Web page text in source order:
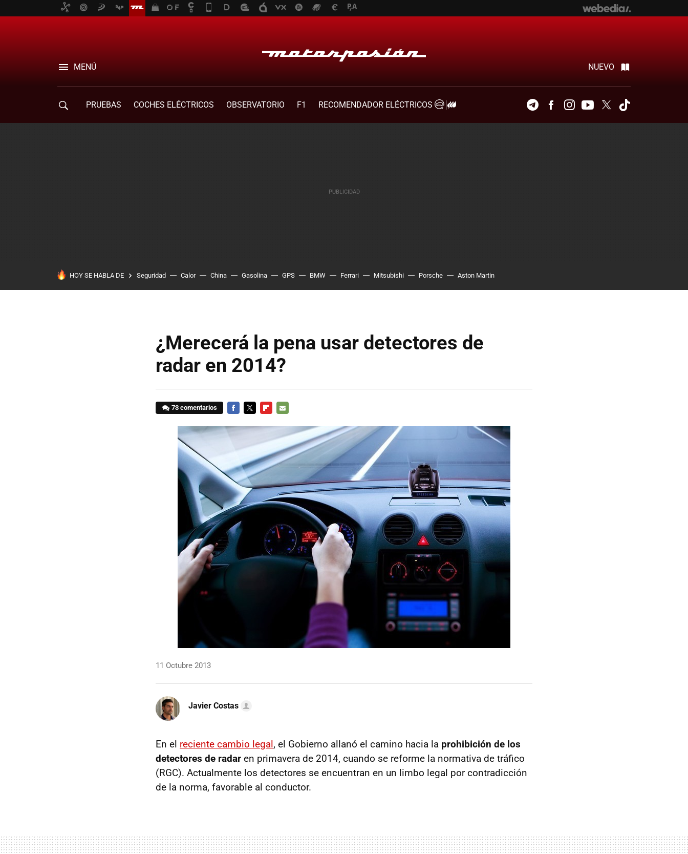
MENÚ NUEVO
PRUEBAS COCHES ELÉCTRICOS OBSERVATORIO F1
RECOMENDADOR ELÉCTRICOS
TelegramFacebookInstagramYoutubeTwitter
HOY SE HABLA DE Seguridad Calor China Gasolina GPS BMW Ferrari Mitsubishi Porsche Aston Martin
¿Merecerá la pena usar detectores de
radar en 2014?
73 comentarios
11 Octubre 2013
Javier Costas
En el reciente cambio legal, el Gobierno allanó el camino hacia la prohibición de los
detectores de radar en primavera de 2014, cuando se reforme la normativa de tráfico
(RGC). Actualmente los detectores se encuentran en un limbo legal por contradicción
de la norma, favorable al conductor.